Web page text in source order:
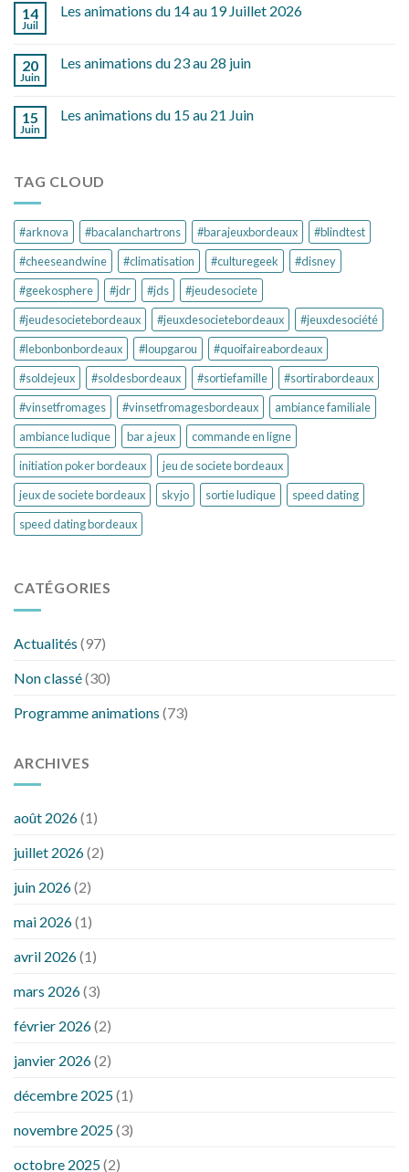
14
Juil
Les animations du 14 au 19 Juillet 2026
20
Juin
Les animations du 23 au 28 juin
15
Juin
Les animations du 15 au 21 Juin
TAG CLOUD
#arknova #bacalanchartrons #barajeuxbordeaux
#blindtest
#cheeseandwine
#climatisation #culturegeek
#disney
#geekosphere
#jdr #jds
#jeudesociete
#jeudesocietebordeaux
#jeuxdesocietebordeaux
#jeuxdesociété
#lebonbonbordeaux
#loupgarou
#quoifaireabordeaux
#soldejeux
#soldesbordeaux #sortiefamille
#sortirabordeaux
#vinsetfromages
#vinsetfromagesbordeaux
ambiance familiale
ambiance ludique
bar a jeux
commande en ligne
initiation poker bordeaux
jeu de societe bordeaux
jeux de societe bordeaux
skyjo sortie ludique
speed dating
speed dating bordeaux
CATÉGORIES
Actualités (97)
Non classé(30)
Programme animations (73)
ARCHIVES
août 2026(1)
juillet 2026(2)
juin 2026(2)
mai 2026(1)
avril 2026(1)
mars 2026(3)
février 2026(2)
janvier 2026(2)
décembre 2025(1)
novembre 2025(3)
octobre 2025(2)